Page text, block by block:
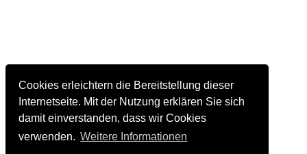
Cookies erleichtern die Bereitstellung dieser
Internetseite. Mit der Nutzung erklären Sie sich
damit einverstanden, dass wir Cookies
verwenden. Weitere Informationen